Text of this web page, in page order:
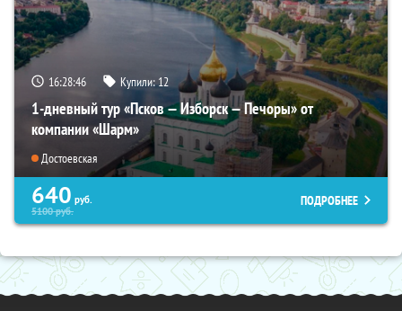
16:28:45 Купили:12
1-дневный тур «Псков — Изборск — Печоры» от
компании «Шарм»
Достоевская
640 руб.
5100руб.
ПОДРОБНЕЕ